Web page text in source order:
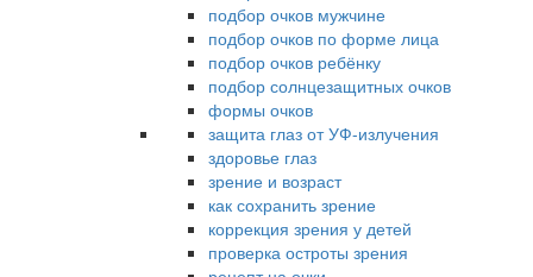
подбор очков мужчине
подбор очков по форме лица
подбор очков ребёнку
подбор солнцезащитных очков
формы очков
защита глаз от УФ-излучения
здоровье глаз
зрение и возраст
как сохранить зрение
коррекция зрения у детей
проверка остроты зрения